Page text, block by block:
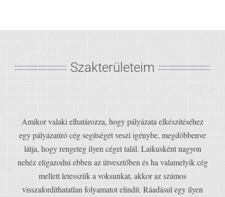
Szakterületeim
Amikor valaki elhatározza, hogy pályázata elkészítéséhez
egy pályázatíró cég segítségét veszi igénybe, megdöbbenve
látja, hogy rengeteg ilyen céget talál. Laikusként nagyon
nehéz eligazodni ebben az útvesztőben és ha valamelyik cég
mellett letesszük a voksunkat, akkor az számos
visszafordíthatatlan folyamatot elindít. Ráadásul egy ilyen